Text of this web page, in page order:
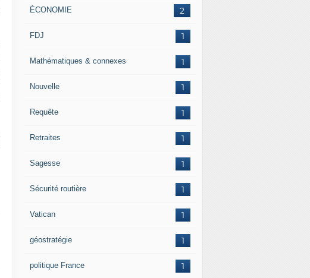
2
ÉCONOMIE
1
FDJ
1
Mathématiques & connexes
1
Nouvelle
1
Requête
1
Retraites
1
Sagesse
1
Sécurité routière
1
Vatican
1
géostratégie
1
politique France